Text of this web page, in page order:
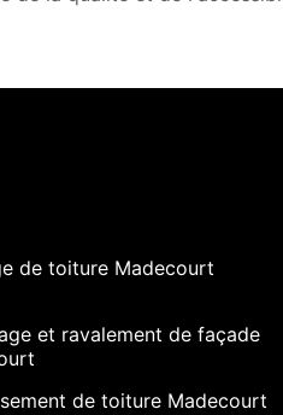
de toiture Madecourt
et ravalement de façade
de toiture Madecourt